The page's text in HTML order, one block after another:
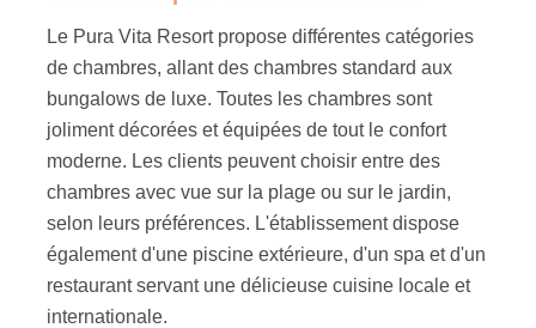
Le Pura Vita Resort propose différentes catégories
de chambres, allant des chambres standard aux
bungalows de luxe. Toutes les chambres sont
joliment décorées et équipées de tout le confort
moderne. Les clients peuvent choisir entre des
chambres avec vue sur la plage ou sur le jardin,
selon leurs préférences. L'établissement dispose
également d'une piscine extérieure, d'un spa et d'un
restaurant servant une délicieuse cuisine locale et
internationale.